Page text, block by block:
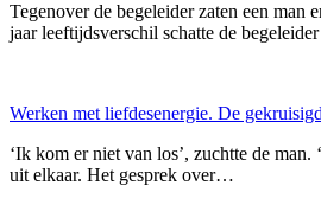
Tegenover de begeleider zaten een man
jaar leeftijdsverschil schatte de
Werken met liefdesenergie. De
‘Ik kom er niet van los’, zuchtte de man.
uit elkaar. Het gesprek over…